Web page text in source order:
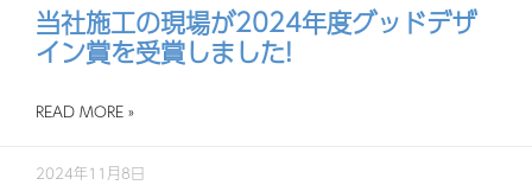
当社施工の現場が2024年度グッドデザ
イン賞を受賞しました!
READ MORE »
2024年11月8日